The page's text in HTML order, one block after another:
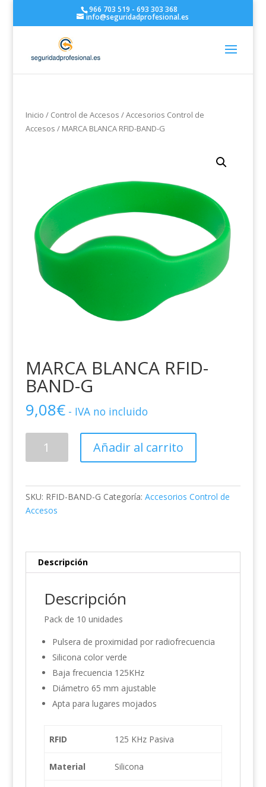
966 703 519 - 693 303 368
info@seguridadprofesional.es
Inicio / Control de Accesos /Accesorios Control de
Accesos / MARCA BLANCA RFID-BAND-G
MARCA BLANCA RFID-
BAND-G
9,08€ - IVA no incluido
BLANCA
G
cantidad
Añadir al carrito
SKU: RFID-BAND-G Categoría: Accesorios Control de
Accesos
Descripción
Descripción
Pack de 10 unidades
Pulsera de proximidad por radiofrecuencia
Silicona color verde
Baja frecuencia 125KHz
Diámetro 65 mm ajustable
Apta para lugares mojados
RFID 125 KHz Pasiva
Material Silicona